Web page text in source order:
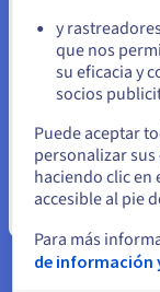
Explore la
unificada:
Descubrir
Identidad,
Proteja,
Permanezca
y
que nos
su eficacia y
socios
Puede aceptar
personalizar
haciendo clic en
accesible al pie
Para más
de información